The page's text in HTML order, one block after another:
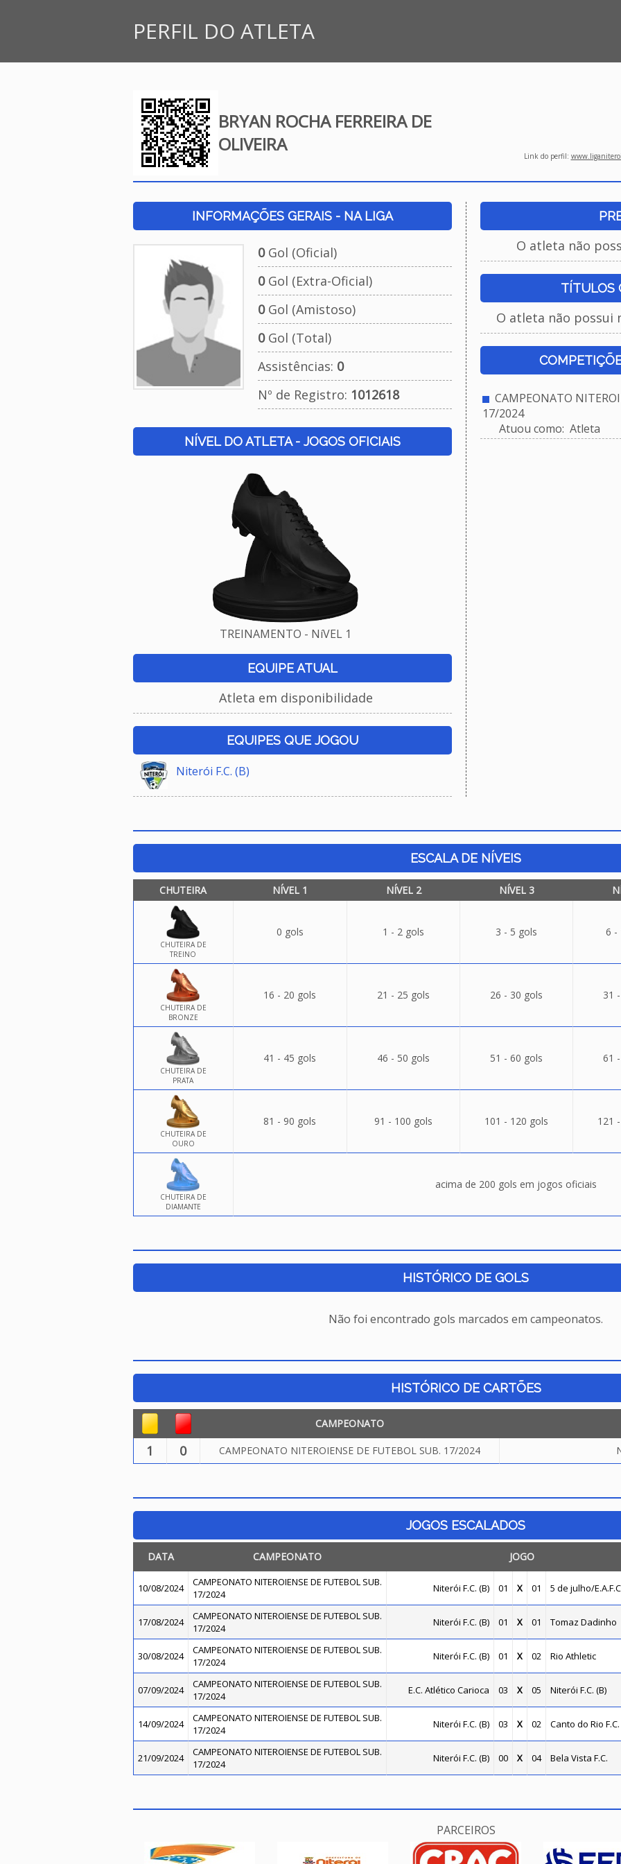
PERFIL DO ATLETA
BRYAN ROCHA FERREIRA DE
OLIVEIRA
Link do perfil:
INFORMAÇÕES GERAIS - NA LIGA
0Gol (Oficial)
0Gol (Extra-Oficial)
0Gol (Amistoso)
0Gol (Total)
Assistências: 0
Nº de Registro: 1012618
NÍVEL DO ATLETA - JOGOS OFICIAIS
TREINAMENTO - NíVEL 1
EQUIPE ATUAL
Atleta em disponibilidade
EQUIPES QUE JOGOU
Niterói F.C. (B)
O atleta não
TÍTULOS
O atleta não possui
CAMPEONATO
17/2024
Atuou como: Atleta
ESCALA DE NÍVEIS
CHUTEIRA NÍVEL 1 NÍVEL 2 NÍVEL 3
CHUTEIRA DE
TREINO
0 gols 1 - 2 gols 3 - 5 gols 6 -
CHUTEIRA DE
BRONZE
16 - 20 gols 21 - 25 gols 26 - 30 gols 31
CHUTEIRA DE
PRATA
41 - 45 gols 46 - 50 gols 51 - 60 gols 61
CHUTEIRA DE
OURO
81 - 90 gols 91 - 100 gols 101 - 120 gols 121
CHUTEIRA DE
DIAMANTE
acima de 200 gols em jogos oficiais
HISTÓRICO DE GOLS
Não foi encontrado gols marcados em campeonatos.
HISTÓRICO DE CARTÕES
CAMPEONATO
1 0 CAMPEONATO NITEROIENSE DE FUTEBOL SUB. 17/2024
JOGOS ESCALADOS
DATA CAMPEONATO JOGO
10/08/2024
CAMPEONATO NITEROIENSE DE FUTEBOL SUB.
17/2024
Niterói F.C. (B) 01 X 01 5 de julho/
17/08/2024
CAMPEONATO NITEROIENSE DE FUTEBOL SUB.
17/2024
Niterói F.C. (B) 01 X 01 Tomaz Dadinho
30/08/2024
CAMPEONATO NITEROIENSE DE FUTEBOL SUB.
17/2024
Niterói F.C. (B) 01 X 02 Rio Athletic
07/09/2024
CAMPEONATO NITEROIENSE DE FUTEBOL SUB.
17/2024
E.C. Atlético Carioca 03 X 05 Niterói F.C. (B)
14/09/2024
CAMPEONATO NITEROIENSE DE FUTEBOL SUB.
17/2024
Niterói F.C. (B) 03 X 02 Canto do Rio F.C.
21/09/2024
CAMPEONATO NITEROIENSE DE FUTEBOL SUB.
17/2024
Niterói F.C. (B) 00 X 04 Bela Vista F.C.
PARCEIROS